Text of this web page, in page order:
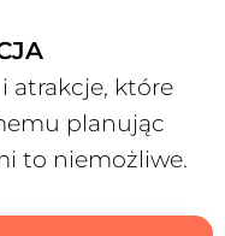
atrakcje, które
planując
to niemożliwe.